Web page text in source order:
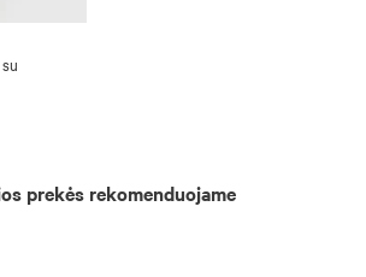
prekės rekomenduojame